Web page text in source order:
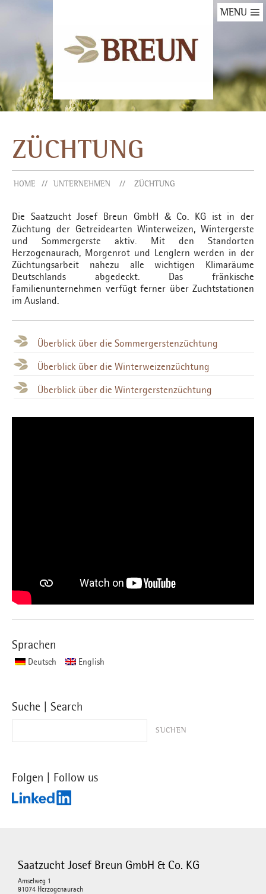
MENU
ZÜCHTUNG
HOME UNTERNEHMEN ZÜCHTUNG
Die Saatzucht Josef Breun GmbH &Co. KG ist in der
Züchtung der Getreidearten Winterweizen, Wintergerste
und Sommergerste aktiv. Mit den Standorten
Herzogenaurach, Morgenrot und Lenglern werden in der
Züchtungsarbeit nahezu alle wichtigen Klimaräume
Deutschlands abgedeckt. Das fränkische
Familienunternehmen verfügt ferner über Zuchtstationen
im Ausland.
Überblick über die Sommergerstenzüchtung
Überblick über die Winterweizenzüchtung
Überblick über die Wintergerstenzüchtung
Sprachen
Deutsch English
Suche | Search
Folgen | Follow us
Saatzucht Josef Breun GmbH & Co. KG
Amselweg 1
91074 Herzogenaurach